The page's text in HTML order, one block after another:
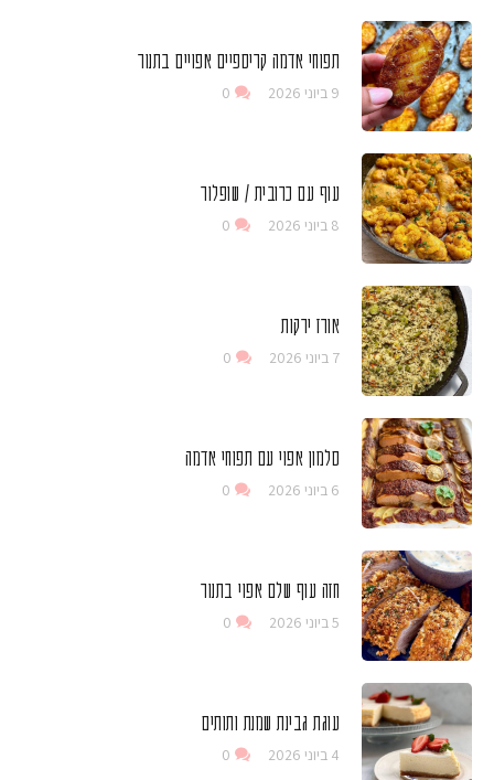
תפוחי אדמה קריספיים אפויים בתנור
9 ביוני 2026 0
עוף עם כרובית / שופלור
8 ביוני 2026 0
אורז ירקות
7 ביוני 2026 0
סלמון אפוי עם תפוחי אדמה
6 ביוני 2026 0
חזה עוף שלם אפוי בתנור
5 ביוני 2026 0
עוגת גבינת שמנת ותותים
4 ביוני 2026 0